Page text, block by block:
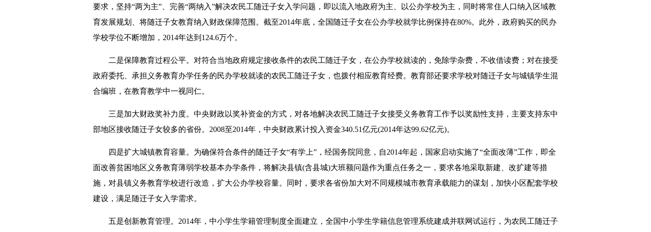
要求，坚持“两为主”、完善“两纳入”解决农民工随迁子女入学问题，即以流入地政府为主、以公办学校为主，同时将常住人口纳入区域教
育发展规划、将随迁子女教育纳入财政保障范围。截至2014年底，全国随迁子女在公办学校就学比例保持在80%。此外，政府购买的民办
学校学位不断增加，2014年达到124.6万个。
二是保障教育过程公平。对符合当地政府规定接收条件的农民工随迁子女，在公办学校就读的，免除学杂费，不收借读费；对在接受
政府委托、承担义务教育办学任务的民办学校就读的农民工随迁子女，也拨付相应教育经费。教育部还要求学校对随迁子女与城镇学生混
合编班，在教育教学中一视同仁。
三是加大财政奖补力度。中央财政以奖补资金的方式，对各地解决农民工随迁子女接受义务教育工作予以奖励性支持，主要支持东中
部地区接收随迁子女较多的省份。2008至2014年，中央财政累计投入资金340.51亿元(2014年达99.62亿元)。
四是扩大城镇教育容量。为确保符合条件的随迁子女“有学上”，经国务院同意，自2014年起，国家启动实施了“全面改薄”工作，即全
面改善贫困地区义务教育薄弱学校基本办学条件，将解决县镇(含县城)大班额问题作为重点任务之一，要求各地采取新建、改扩建等措
施，对县镇义务教育学校进行改造，扩大公办学校容量。同时，要求各省份加大对不同规模城市教育承载能力的谋划，加快小区配套学校
建设，满足随迁子女入学需求。
五是创新教育管理。2014年，中小学生学籍管理制度全面建立，全国中小学生学籍信息管理系统建成并联网试运行，为农民工随迁子